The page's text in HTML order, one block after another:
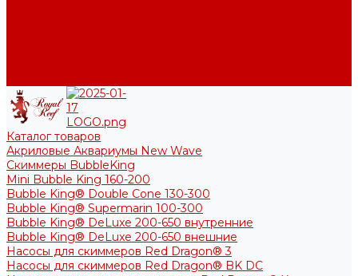
Каталог товаров
Акриловые Аквариумы New Wave
Скиммеры BubbleKing
Mini Bubble King 160-200
Bubble King® Double Cone 130-300
Bubble King® Supermarin 100-300
Bubble King® DeLuxe 200-650 внутренние
Bubble King® DeLuxe 200-650 внешние
Насосы для скиммеров Red Dragon® 3
Насосы для скиммеров Red Dragon® BK DC